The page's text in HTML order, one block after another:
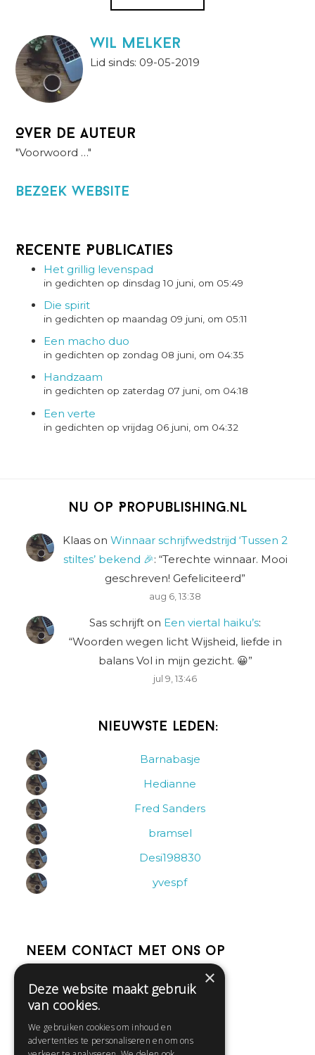
wil melker
Lid sinds: 09-05-2019
Over de auteur
"Voorwoord …"
BezOek website
Recente Publicaties
Het grillig levenspad
in gedichten op dinsdag 10 juni, om 05:49
Die spirit
in gedichten op maandag 09 juni, om 05:11
Een macho duo
in gedichten op zondag 08 juni, om 04:35
Handzaam
in gedichten op zaterdag 07 juni, om 04:18
Een verte
in gedichten op vrijdag 06 juni, om 04:32
Nu op Propublishing.nl
Klaas on Winnaar schrijfwedstrijd ‘Tussen 2
stiltes’ bekend 🎉: “Terechte winnaar. Mooi
geschreven! Gefeliciteerd”
aug 6, 13:38
Sas schrijft on Een viertal haiku’s:
“Woorden wegen licht Wijsheid, liefde in
balans Vol in mijn gezicht. 😀”
jul 9, 13:46
Nieuwste leden:
Barnabasje
Hedianne
Fred Sanders
bramsel
Desi198830
yvespf
Neem contact met ons op
Help
Contact
Huisregels
×
Deze website maakt gebruik
van cookies.
We gebruiken cookies om inhoud en
advertenties te personaliseren en om ons